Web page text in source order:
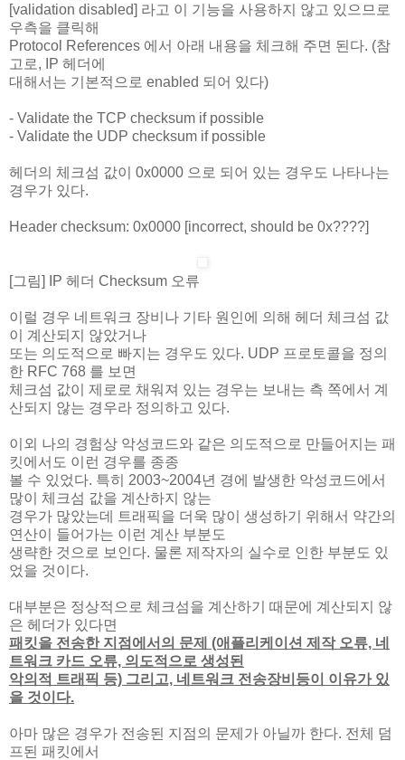
[validation disabled] 라고 이 기능을 사용하지 않고 있으므로
우측을 클릭해
Protocol References 에서 아래 내용을 체크해 주면 된다. (참
고로, IP 헤더에
대해서는 기본적으로 enabled 되어 있다)
- Validate the TCP checksum if possible
- Validate the UDP checksum if possible
헤더의 체크섬 값이 0x0000 으로 되어 있는 경우도 나타나는
경우가 있다.
Header checksum: 0x0000 [incorrect, should be 0x????]
[그림] IP 헤더 Checksum 오류
이럴 경우 네트워크 장비나 기타 원인에 의해 헤더 체크섬 값
이 계산되지 않았거나
또는 의도적으로 빠지는 경우도 있다. UDP 프로토콜을 정의
한 RFC 768 를 보면
체크섬 값이 제로로 채워져 있는 경우는 보내는 측 쪽에서 계
산되지 않는 경우라 정의하고 있다.
이외 나의 경험상 악성코드와 같은 의도적으로 만들어지는 패
킷에서도 이런 경우를 종종
볼 수 있었다. 특히 2003~2004년 경에 발생한 악성코드에서
많이 체크섬 값을 계산하지 않는
경우가 많았는데 트래픽을 더욱 많이 생성하기 위해서 약간의
연산이 들어가는 이런 계산 부분도
생략한 것으로 보인다. 물론 제작자의 실수로 인한 부분도 있
었을 것이다.
대부분은 정상적으로 체크섬을 계산하기 때문에 계산되지 않
은 헤더가 있다면
패킷을 전송한 지점에서의 문제 (애플리케이션 제작 오류, 네
트워크 카드 오류, 의도적으로 생성된
악의적 트래픽 등) 그리고, 네트워크 전송장비등이 이유가 있
을 것이다.
아마 많은 경우가 전송된 지점의 문제가 아닐까 한다. 전체 덤
프된 패킷에서